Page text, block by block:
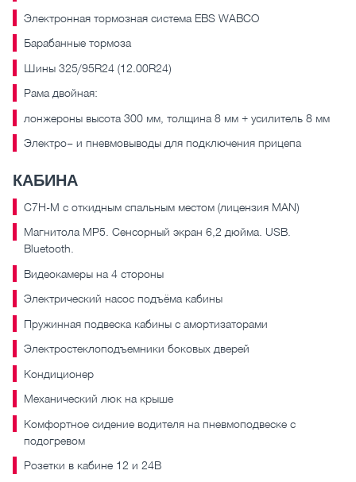
Электронная тормозная система EBS WABCO
Барабанные тормоза
Шины 325/95R24 (12.00R24)
Рама двойная:
лонжероны высота 300 мм, толщина 8 мм + усилитель 8 мм
Электро– и пневмовыводы для подключения прицепа
КАБИНА
C7H-М с откидным спальным местом (лицензия MAN)
Магнитола MP5. Сенсорный экран 6,2 дюйма. USB.
Bluetooth.
Видеокамеры на 4 стороны
Электрический насос подъёма кабины
Пружинная подвеска кабины с амортизаторами
Электростеклоподъемники боковых дверей
Кондиционер
Механический люк на крыше
Комфортное сидение водителя на пневмоподвеске с
подогревом
Розетки в кабине 12 и 24В